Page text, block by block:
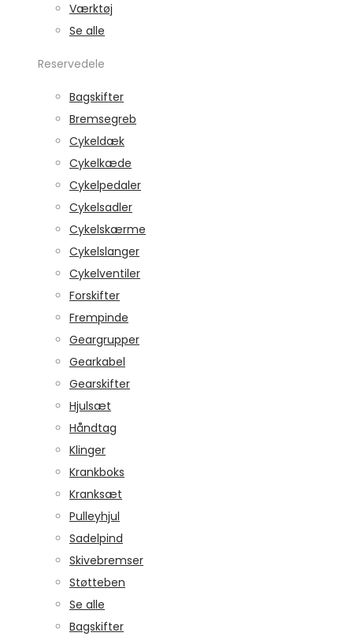
Værktøj
Se alle
Reservedele
Bagskifter
Bremsegreb
Cykeldæk
Cykelkæde
Cykelpedaler
Cykelsadler
Cykelskærme
Cykelslanger
Cykelventiler
Forskifter
Frempinde
Geargrupper
Gearkabel
Gearskifter
Hjulsæt
Håndtag
Klinger
Krankboks
Kranksæt
Pulleyhjul
Sadelpind
Skivebremser
Støtteben
Se alle
Bagskifter